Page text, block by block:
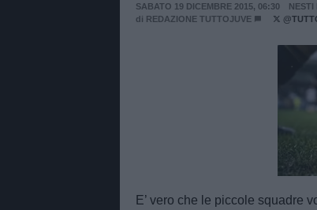
SABATO 19 DICEMBRE 2015, 06:30
NESTI
di REDAZIONE TUTTOJUVE
E’ vero che le piccole squadre